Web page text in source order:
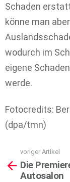
Schaden
könne man
wodurch im
eigene
werde.
Fotocredits:
(dpa/tmn)
more
voriger Artikel
Die
Autosalon